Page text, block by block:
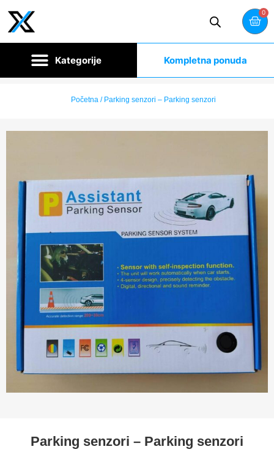
0
Kompletna ponuda
Početna/ Parking senzori – Parking senzori
Parking senzori – Parking senzori